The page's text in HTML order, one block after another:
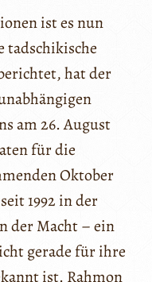
ist es nun
tadschikische
hat der
am 26. August
für die
Oktober
1992 in der
der Macht – ein
gerade für ihre
ist. Rahmon